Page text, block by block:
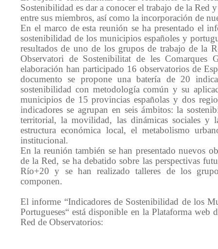
Sostenibilidad es dar a conocer el trabajo de la Red
entre sus miembros, así como la incorporación de
En el marco de esta reunión se ha presentado el
sostenibilidad de los municipios españoles y
resultados de uno de los grupos de trabajo de la
Observatori de Sostenibilitat de les Comarques
elaboración han participado 16 observatorios de
documento se propone una batería de 20
sostenibilidad con metodología común y su
municipios de 15 provincias españolas y dos
indicadores se agrupan en seis ámbitos: la
territorial, la movilidad, las dinámicas sociales y
estructura económica local, el metabolismo
institucional.
En la reunión también se han presentado nuevos
de la Red, se ha debatido sobre las perspectivas
Río+20 y se han realizado talleres de los
componen.
El informe “Indicadores de Sostenibilidad de los
Portugueses“ está disponible en la Plataforma web
Red de Observatorios: